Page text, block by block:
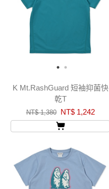
K Mt.RashGuard 短袖抑菌快
乾T
NT$ 1,380 NT$ 1,242